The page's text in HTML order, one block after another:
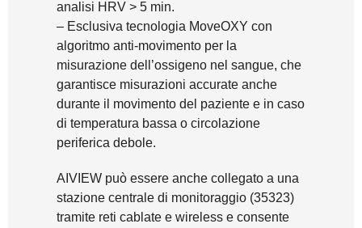
analisi HRV > 5 min.
– Esclusiva tecnologia MoveOXY con
algoritmo anti-movimento per la
misurazione dell’ossigeno nel sangue, che
garantisce misurazioni accurate anche
durante il movimento del paziente e in caso
di temperatura bassa o circolazione
periferica debole.
AIVIEW può essere anche collegato a una
stazione centrale di monitoraggio (35323)
tramite reti cablate e wireless e consente